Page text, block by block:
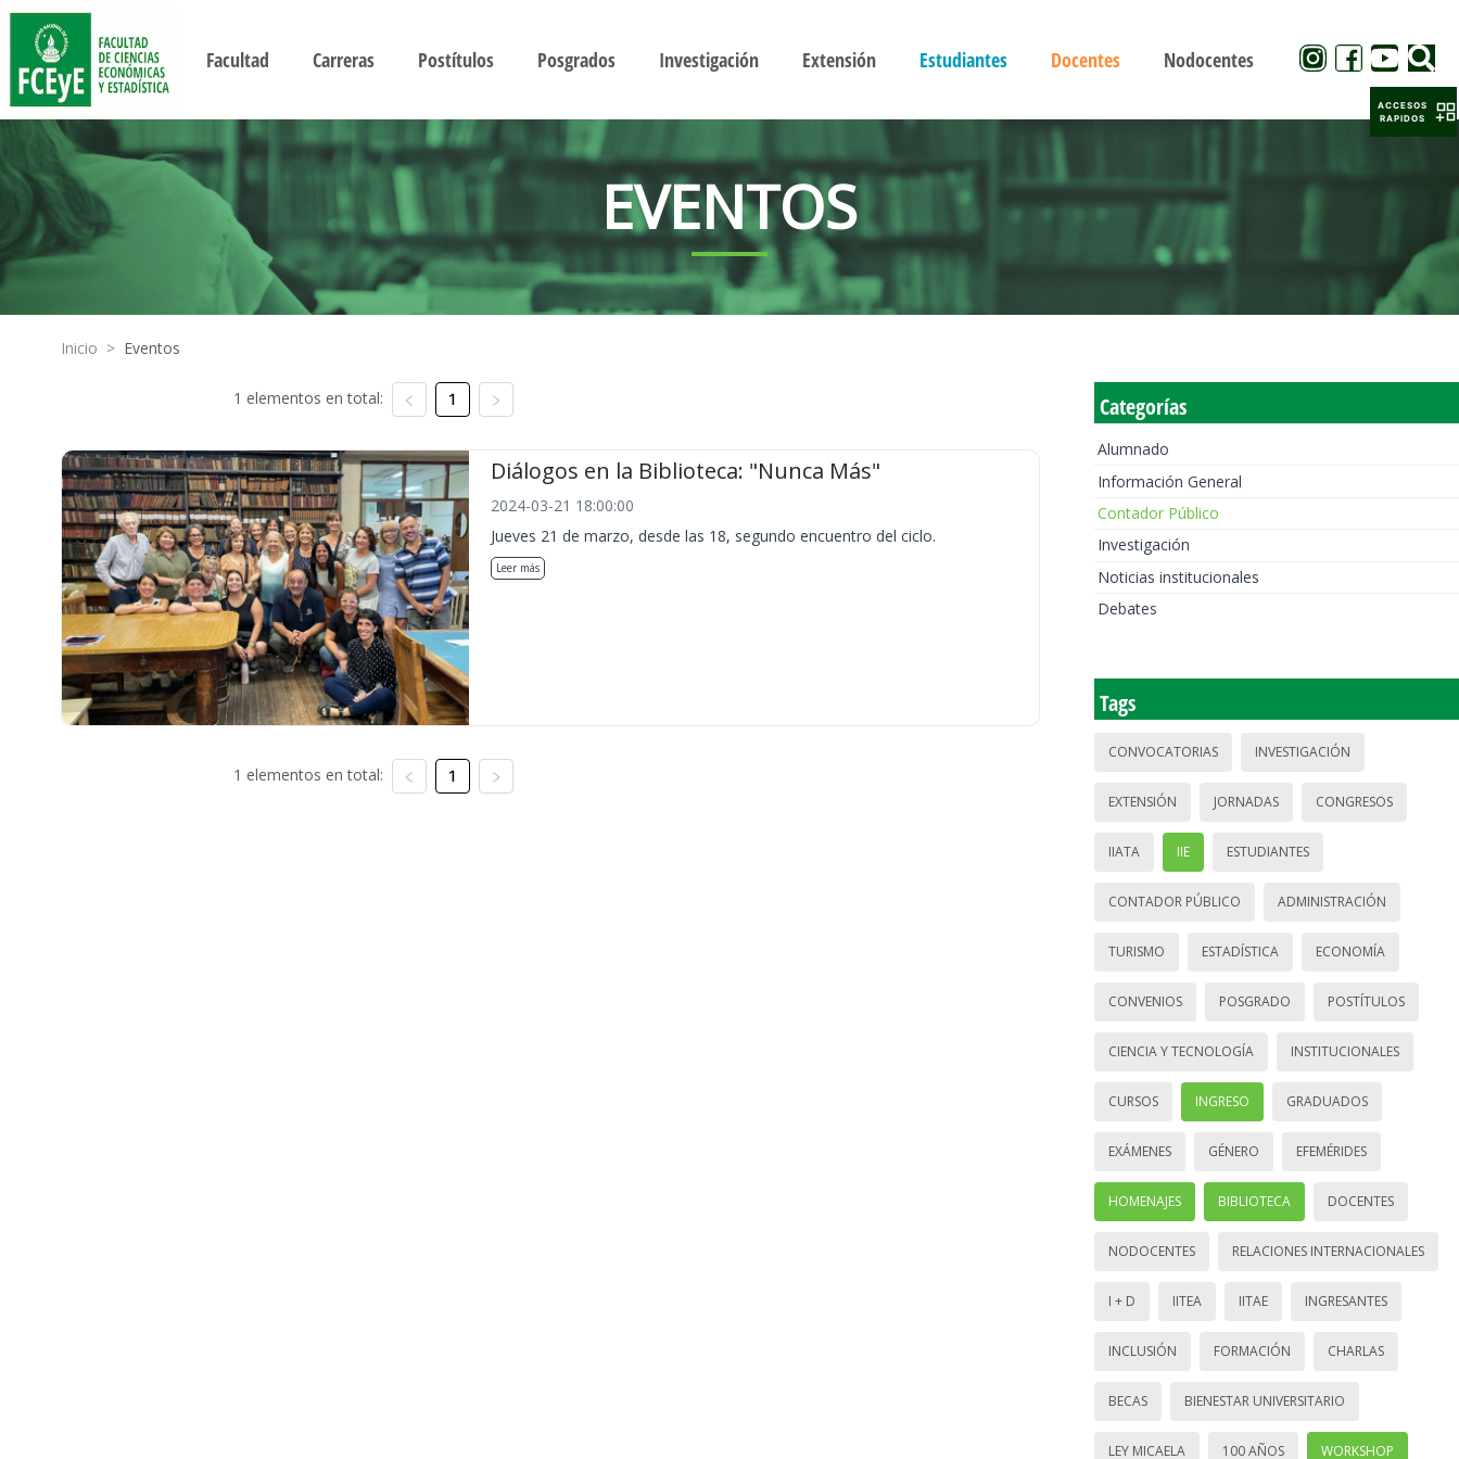
Facultad Carreras Postítulos Posgrados Investigación Extensión Estudiantes Docentes Nodocentes
EVENTOS
Inicio > Eventos
1 elementos en total: 1
Diálogos en la Biblioteca: "Nunca Más"
2024-03-21 18:00:00
Jueves 21 de marzo, desde las 18, segundo encuentro del ciclo.
Leer más
1 elementos en total: 1
Categorías
Alumnado
Información General
Contador Público
Investigación
Noticias institucionales
Debates
Tags
CONVOCATORIAS INVESTIGACIÓN
EXTENSIÓN JORNADAS CONGRESOS
IIATA IIE ESTUDIANTES
CONTADOR PÚBLICO ADMINISTRACIÓN
TURISMO ESTADÍSTICA ECONOMÍA
CONVENIOS POSGRADO POSTÍTULOS
CIENCIA Y TECNOLOGÍA INSTITUCIONALES
CURSOS INGRESO GRADUADOS
EXÁMENES GÉNERO EFEMÉRIDES
HOMENAJES BIBLIOTECA DOCENTES
NODOCENTES RELACIONES INTERNACIONALES
I + D IITEA IITAE INGRESANTES
INCLUSIÓN FORMACIÓN CHARLAS
BECAS BIENESTAR UNIVERSITARIO
LEY MICAELA 100 AÑOS WORKSHOP
ACCESOS
RAPIDOS